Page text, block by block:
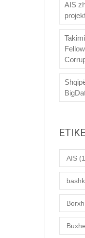
AIS
AIS
Borxh